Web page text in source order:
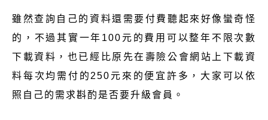
雖然查詢自己的資料還需要付費聽起來好像蠻奇怪
的，不過其實一年100元的費用可以整年不限次數
下載資料，也已經比原先在壽險公會網站上下載資
料每次均需付的250元來的便宜許多，大家可以依
照自己的需求斟酌是否要升級會員。